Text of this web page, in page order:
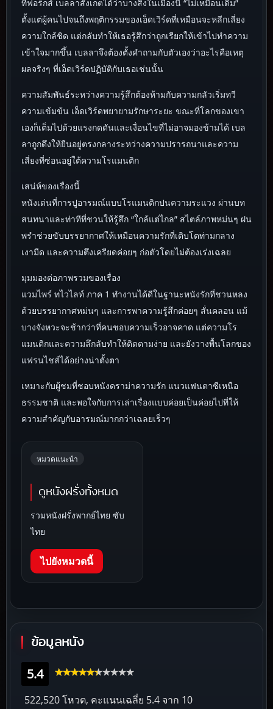
ที่ฟอร์กส์ เบลลาสังเกตได้ว่าบางสิ่งในเมืองนี้ “ไม่เหมือนเดิม”
ตั้งแต่ผู้คนไปจนถึงพฤติกรรมของเอ็ดเวิร์ดที่เหมือนจะหลีกเลี่ยง
ความใกล้ชิด แต่กลับทำให้เธอรู้สึกว่าถูกเรียกให้เข้าไปทำความ
เข้าใจมากขึ้น เบลลาจึงต้องตั้งคำถามกับตัวเองว่าอะไรคือเหตุ
ผลจริงๆ ที่เอ็ดเวิร์ดปฏิบัติกับเธอเช่นนั้น
ความสัมพันธ์ระหว่างความรู้สึกต้องห้ามกับความกลัวเริ่มทวี
ความเข้มข้น เอ็ดเวิร์ดพยายามรักษาระยะ ขณะที่โลกของเขา
เองก็เต็มไปด้วยแรงกดดันและเงื่อนไขที่ไม่อาจมองข้ามได้ เบล
ลาถูกดึงให้ยืนอยู่ตรงกลางระหว่างความปรารถนาและความ
เสี่ยงที่ซ่อนอยู่ใต้ความโรแมนติก
เสน่ห์ของเรื่องนี้
หนังเด่นที่การปูอารมณ์แบบโรแมนติกปนความระแวง ผ่านบท
สนทนาและท่าทีที่ชวนให้รู้สึก “ใกล้แต่ไกล” สไตล์ภาพหม่นๆ ฝน
พรำช่วยขับบรรยากาศให้เหมือนความรักที่เติบโตท่ามกลาง
เงามืด และความตึงเครียดค่อยๆ ก่อตัวโดยไม่ต้องเร่งเฉลย
มุมมองต่อภาพรวมของเรื่อง
แวมไพร์ ทไวไลท์ ภาค 1 ทำงานได้ดีในฐานะหนังรักที่ชวนหลง
ด้วยบรรยากาศหม่นๆ และการพาความรู้สึกค่อยๆ สั่นคลอน แม้
บางจังหวะจะช้ากว่าที่คนชอบความเร็วอาจคาด แต่ความโร
แมนติกและความลึกลับทำให้ติดตามง่าย และยังวางพื้นโลกของ
แฟรนไชส์ได้อย่างน่าตั้งตา
เหมาะกับผู้ชมที่ชอบหนังดราม่าความรัก แนวแฟนตาซีเหนือ
ธรรมชาติ และพอใจกับการเล่าเรื่องแบบค่อยเป็นค่อยไปที่ให้
ความสำคัญกับอารมณ์มากกว่าเฉลยเร็วๆ
หมวดแนะนำ
ดูหนังฝรั่งทั้งหมด
รวมหนังฝรั่งพากย์ไทย ซับ
ไทย
ไปยังหมวดนี้
ข้อมูลหนัง
5.4
522,520 โหวต, คะแนนเฉลี่ย 5.4 จาก 10